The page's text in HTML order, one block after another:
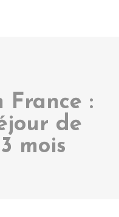
France :
de
mois